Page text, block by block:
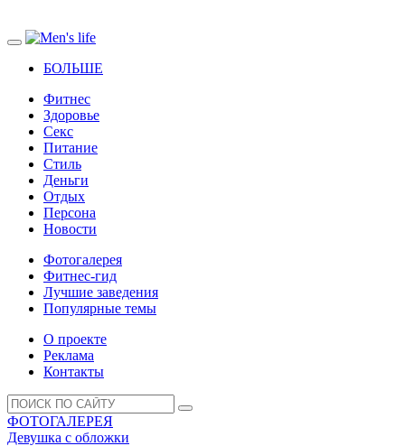
БОЛЬШЕ
Фитнес
Здоровье
Секс
Питание
Стиль
Деньги
Отдых
Персона
Новости
Фотогалерея
Фитнес-гид
Лучшие заведения
Популярные темы
О проекте
Реклама
Контакты
ФОТОГАЛЕРЕЯ
Девушка с обложки